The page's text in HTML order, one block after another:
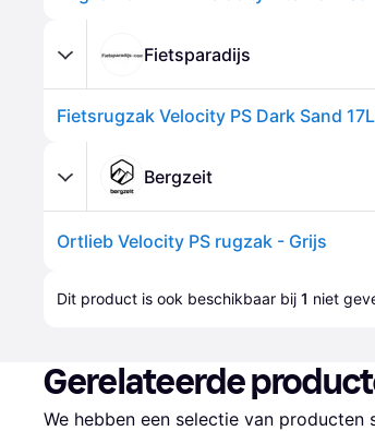
Fietsparadijs
Fietsrugzak Velocity PS Dark Sand 17L
Bergzeit
Ortlieb Velocity PS rugzak - Grijs
Dit product is ook beschikbaar bij 1 niet
Gerelateerde
We hebben een selectie van